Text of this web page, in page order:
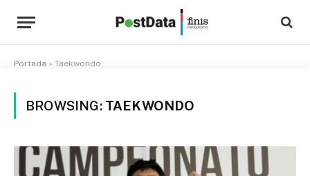
Portada » Taekwondo
BROWSING: TAEKWONDO